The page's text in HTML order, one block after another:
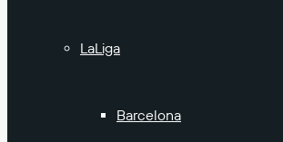
LaLiga
Barcelona